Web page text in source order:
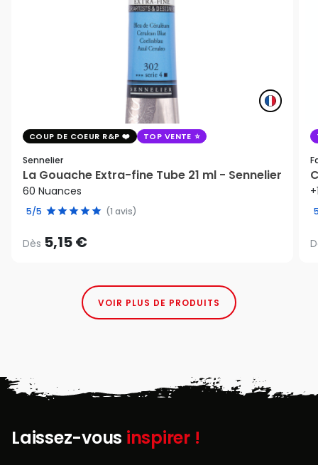
COUP DE COEUR R&P TOP VENTE
Sennelier
La Gouache Extra-fine Tube 21 ml - Sennelier
60 Nuances
5/5 (1 avis)
Dès 5,15 €
VOIR PLUS DE PRODUITS
Laissez-vous inspirer !